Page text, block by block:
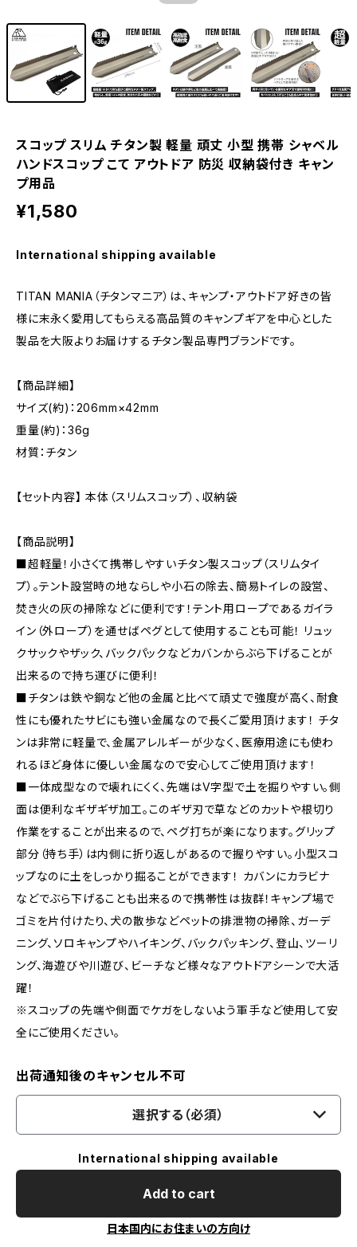
スコップ スリム チタン製 軽量 頑丈 小型 携帯 シャベル
ハンドスコップ こて アウトドア 防災 収納袋付き キャン
プ用品
¥1,580
International shipping available
TITAN MANIA（チタンマニア）は、キャンプ・アウトドア好きの皆
様に末永く愛用してもらえる高品質のキャンプギアを中心とした
製品を大阪よりお届けするチタン製品専門ブランドです。
【商品詳細】
サイズ(約)：206mm×42mm
重量(約)：36g
材質：チタン
【セット内容】 本体（スリムスコップ）、収納袋
【商品説明】
■超軽量！小さくて携帯しやすいチタン製スコップ（スリムタイ
プ）。テント設営時の地ならしや小石の除去、簡易トイレの設営、
焚き火の灰の掃除などに便利です！テント用ロープであるガイラ
イン（外ロープ）を通せばペグとして使用することも可能！ リュッ
クサックやザック、バックパックなどカバンからぶら下げることが
出来るので持ち運びに便利！
■チタンは鉄や銅など他の金属と比べて頑丈で強度が高く、耐食
性にも優れたサビにも強い金属なので長くご愛用頂けます！ チタ
ンは非常に軽量で、金属アレルギーが少なく、医療用途にも使わ
れるほど身体に優しい金属なので安心してご使用頂けます！
■一体成型なので壊れにくく、先端はV字型で土を掘りやすい。側
面は便利なギザギザ加工。このギザ刃で草などのカットや根切り
作業をすることが出来るので、ペグ打ちが楽になります。グリップ
部分（持ち手）は内側に折り返しがあるので握りやすい。小型スコ
ップなのに土をしっかり掘ることができます！ カバンにカラビナ
などでぶら下げることも出来るので携帯性は抜群！キャンプ場で
ゴミを片付けたり、犬の散歩などペットの排泄物の掃除、ガーデ
ニング、ソロキャンプやハイキング、バックパッキング、登山、ツーリ
ング、海遊びや川遊び、ビーチなど様々なアウトドアシーンで大活
躍！
※スコップの先端や側面でケガをしないよう軍手など使用して安
全にご使用ください。
出荷通知後のキャンセル不可
選択する（必須）
International shipping available
Add to cart
日本国内にお住まいの方向け